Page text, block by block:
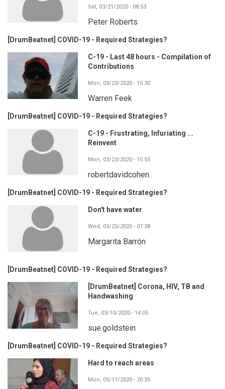
Sat, 03/21/2020 - 08:53
Peter Roberts
[DrumBeatnet] COVID-19 - Required Strategies?
C-19 - Last 48 hours - Compilation of
Contributions
Mon, 03/23/2020 - 15:30
Warren Feek
[DrumBeatnet] COVID-19 - Required Strategies?
C-19 - Frustrating, Infuriating ...
Reinvent
Mon, 03/23/2020 - 15:55
robertdavidcohen
[DrumBeatnet] COVID-19 - Required Strategies?
Don't have water
Wed, 03/25/2020 - 07:38
Margarita Barrón
[DrumBeatnet] COVID-19 - Required Strategies?
[DrumBeatnet] Corona, HIV, TB and
Handwashing
Tue, 03/10/2020 - 14:05
sue.goldstein
[DrumBeatnet] COVID-19 - Required Strategies?
Hard to reach areas
Mon, 05/11/2020 - 20:35